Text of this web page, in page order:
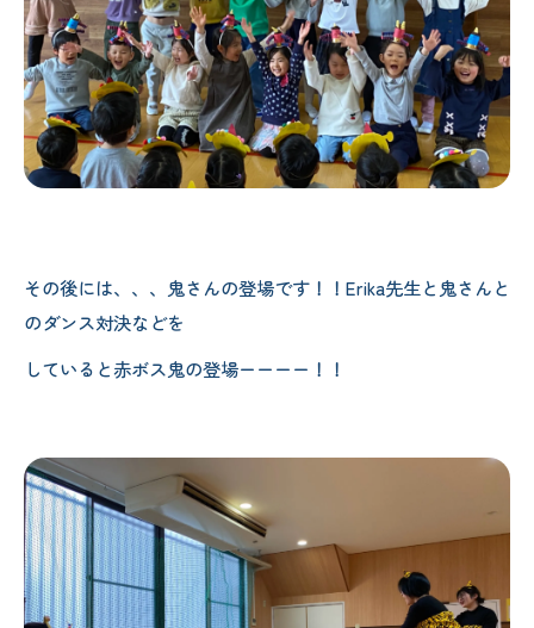
その後には、、、鬼さんの登場です！！Erika先生と鬼さんと
のダンス対決などを
していると赤ボス鬼の登場ーーーー！！